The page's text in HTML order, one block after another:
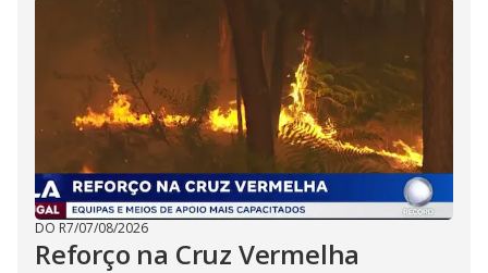
DO R7/07/08/2026
Reforço na Cruz Vermelha